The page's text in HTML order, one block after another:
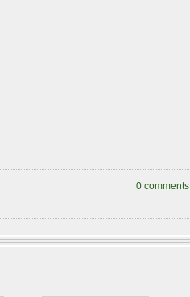
0 comments